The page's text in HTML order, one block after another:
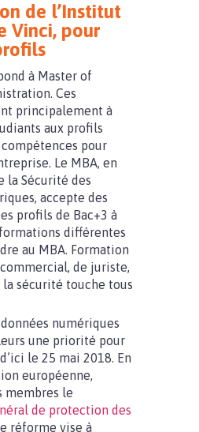
de l’Institut
Vinci, pour
à Master of
Ces
principalement à
aux profils
pour
Le MBA, en
la Sécurité des
accepte des
profils de Bac+3 à
différentes
au MBA. Formation
de juriste,
sécurité touche tous
numériques
une priorité pour
le 25 mai 2018. En
européenne,
membres le
de protection des
réforme vise à